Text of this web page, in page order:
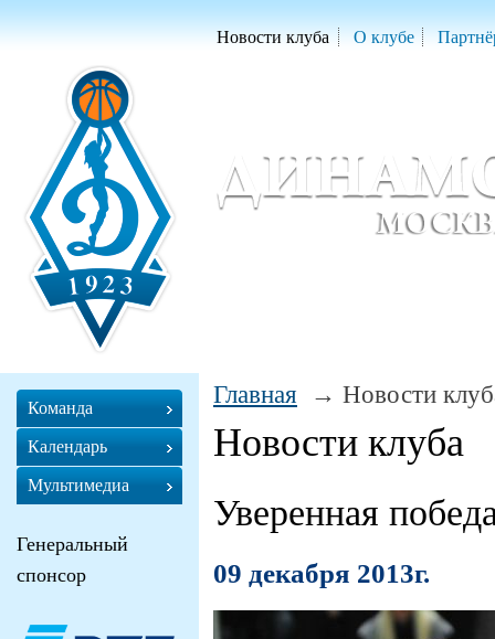
Новости клуба О клубе
Главная Новости
Новости клуба
Уверенная
09 декабря 2013г.
Команда
Календарь
Мультимедиа
Генеральный
спонсор